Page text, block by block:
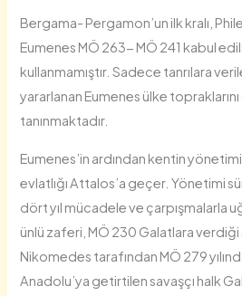
Bergama- Pergamon’un ilk kralı,
Eumenes MÖ 263- MÖ 241 kabul
kullanmamıştır. Sadece tanrılara
yararlanan Eumenes ülke
tanınmaktadır.
Eumenes’in ardından kentin
evlatlığı Attalos’a geçer. Yönetimi
dört yıl mücadele ve çarpışmalarla
ünlü zaferi, MÖ 230 Galatlara verdiği
Nikomedes tarafından MÖ 279
Anadolu’ya getirtilen savaşçı halk